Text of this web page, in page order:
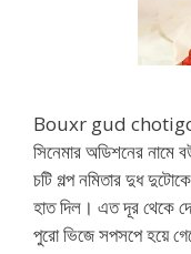
Bouxr gud chotigolpo
সিনেমার অডিশনের নামে
চটি গল্প নমিতার দুধ
হাত দিল। এত দূর থেকে
পুরো ভিজে সপসপে হয়ে